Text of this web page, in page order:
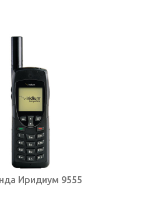
Иридиум 9555